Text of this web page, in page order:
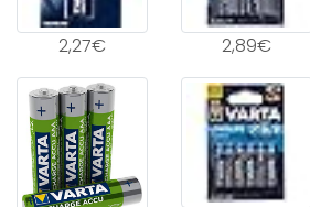
2,27€ 2,89€